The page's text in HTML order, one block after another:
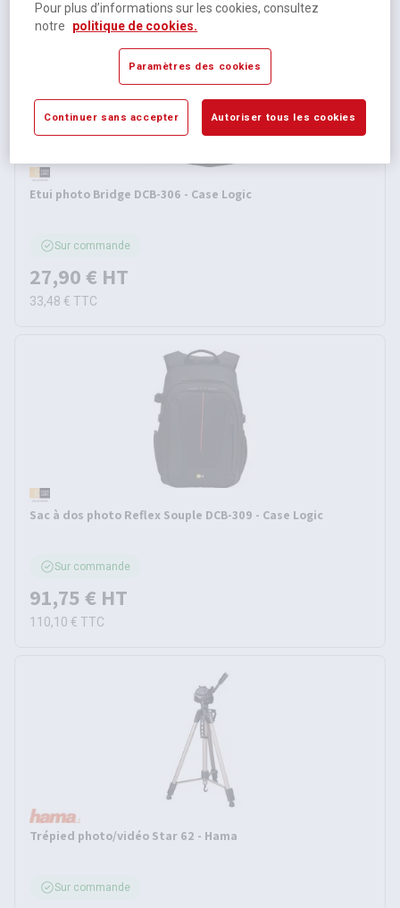
Etui photo Bridge DCB-306 - Case Logic
Sur commande
27,90 € HT
33,48 € TTC
Sac à dos photo Reflex Souple DCB-309 - Case Logic
Sur commande
91,75 € HT
110,10 € TTC
Trépied photo/vidéo Star 62 - Hama
Sur commande
Pour plus d’informations sur les cookies, consultez
notre
politique de cookies.
Paramètres des cookies
Continuer sans accepter Autoriser tous les cookies